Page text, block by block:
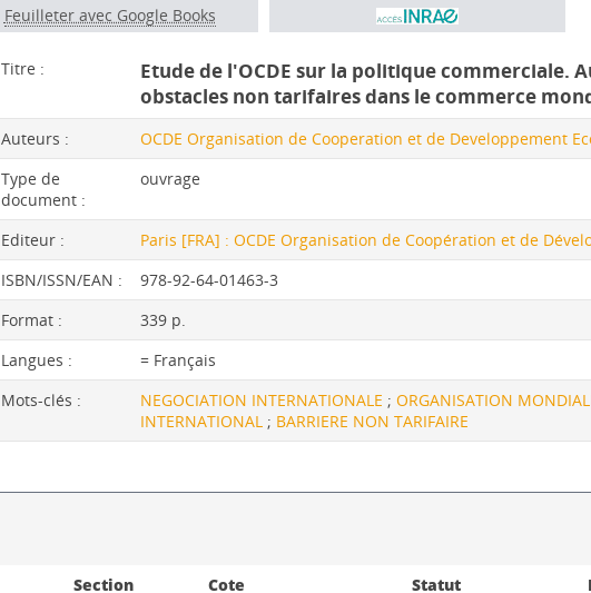
Feuilleter avec Google Books
Titre :
Etude de l'OCDE sur la politique commerciale.
obstacles non tarifaires dans le commerce
Auteurs :
OCDE Organisation de Cooperation et de Developpement
Type de
document :
ouvrage
Editeur : Paris [FRA] : OCDE Organisation de Coopération et de
ISBN/ISSN/EAN :
978-92-64-01463-3
Format :
339 p.
Langues :
= Français
Mots-clés :
NEGOCIATION INTERNATIONALE ;ORGANISATION
INTERNATIONAL ; BARRIERE NON TARIFAIRE
Section Cote Statut